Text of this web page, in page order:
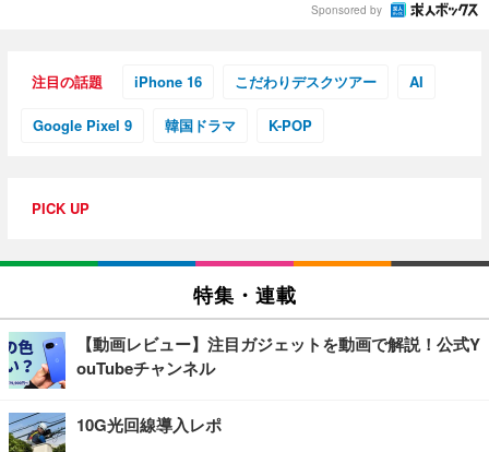
Sponsored by
注目の話題 iPhone 16 こだわりデスクツアー AI
Google Pixel 9 韓国ドラマ K-POP
PICK UP
特集・連載
【動画レビュー】注目ガジェットを動画で解説！公式Y
ouTubeチャンネル
10G光回線導入レポ